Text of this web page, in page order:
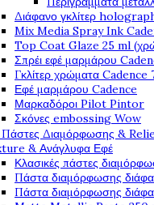
Διάφανο γκλίτερ
Mix Media Spray Ink
Top Coat Glaze 25 ml
Σπρέι εφέ μαρμάρου
Γκλίτερ χρώματα Cadence
Εφέ μαρμάρου Cadence
Μαρκαδόροι Pilot Pintor
Σκόνες embossing Wow
Πάστες Διαμόρφωσης &
& Ανάγλυφα Εφέ
Κλασικές πάστες
Πάστα διαμόρφωσης
Πάστα διαμόρφωσης